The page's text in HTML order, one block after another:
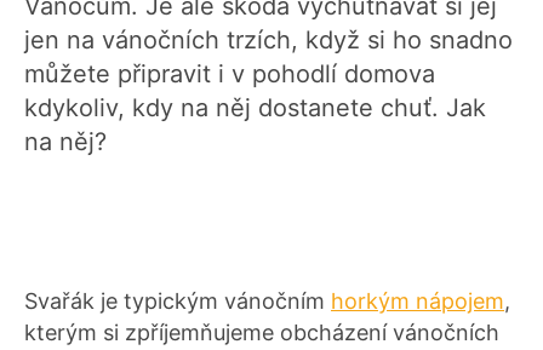
Vánocům. Je ale škoda vychutnávat si jej
jen na vánočních trzích, když si ho snadno
můžete připravit i v pohodlí domova
kdykoliv, kdy na něj dostanete chuť. Jak
na něj?
Svařák je typickým vánočním horkým nápojem,
kterým si zpříjemňujeme obcházení vánočních